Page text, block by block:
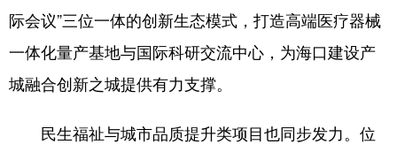
际会议”三位一体的创新生态模式，打造高端医疗器械
一体化量产基地与国际科研交流中心，为海口建设产
城融合创新之城提供有力支撑。
民生福祉与城市品质提升类项目也同步发力。位